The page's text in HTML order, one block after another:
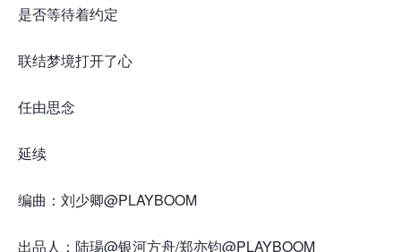
是否等待着约定
联结梦境打开了心
任由思念
延续
编曲：刘少卿@PLAYBOOM
出品人：陆瑒@银河方舟/郑亦钧@PLAYBOOM